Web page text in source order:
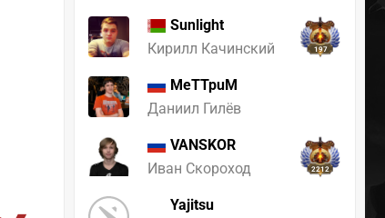
Sunlight
Кирилл Качинский
197
MeTTpuM
Даниил Гилёв
VANSKOR
Иван Скороход
2212
Yajitsu